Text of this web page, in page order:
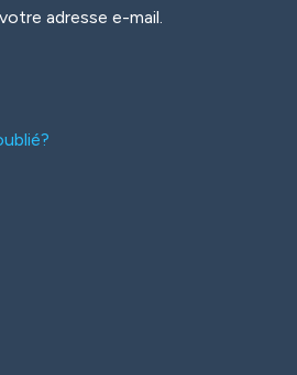
adresse e-mail.